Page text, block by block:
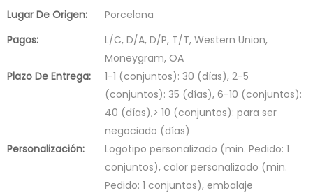
Lugar De Origen:
Porcelana
Pagos:
L/C, D/A, D/P, T/T, Western Union,
Moneygram, OA
Plazo De Entrega:
1-1 (conjuntos): 30 (días), 2-5
(conjuntos): 35 (días), 6-10 (conjuntos):
40 (días),> 10 (conjuntos): para ser
negociado (días)
Personalización:
Logotipo personalizado (min. Pedido: 1
conjuntos), color personalizado (min.
Pedido: 1 conjuntos), embalaje